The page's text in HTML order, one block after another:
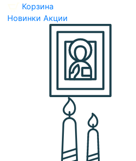
Корзина
Новинки Акции